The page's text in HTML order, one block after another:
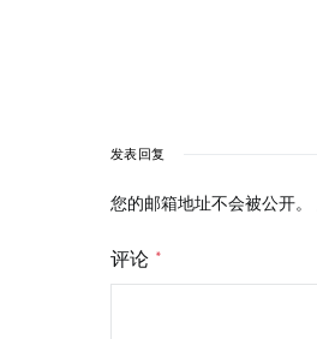
发表回复
您的邮箱地址不会被公开。
评论 *